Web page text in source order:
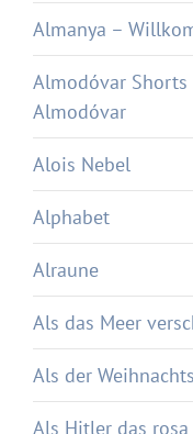
Almanya –
Almodóvar Shorts
Almodóvar
Alois Nebel
Alphabet
Alraune
Als das Meer
Als der
Als Hitler das